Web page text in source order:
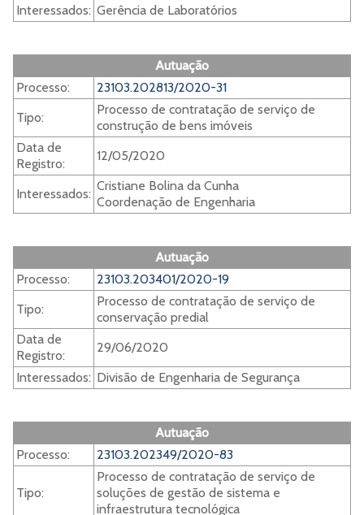
Interessados: Gerência de Laboratórios
Autuação
Processo:
23103.202813/2020-31
Tipo:
Processo de contratação de serviço de
construção de bens imóveis
Data de
Registro:
12/05/2020
Interessados:
Cristiane Bolina da Cunha
Coordenação de Engenharia
Autuação
Processo:
23103.203401/2020-19
Tipo:
Processo de contratação de serviço de
conservação predial
Data de
Registro:
29/06/2020
Interessados: Divisão de Engenharia de Segurança
Autuação
Processo:
23103.202349/2020-83
Tipo:
Processo de contratação de serviço de
soluções de gestão de sistema e
infraestrutura tecnológica